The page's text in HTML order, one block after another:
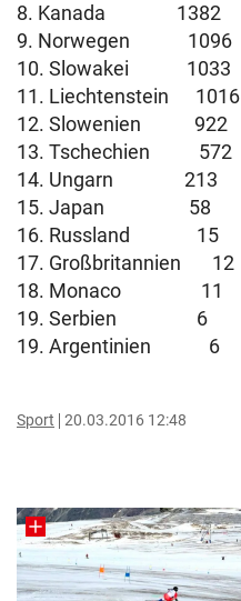
8. Kanada 1382
9. Norwegen 1096
10. Slowakei 1033
11. Liechtenstein 1016
12. Slowenien 922
13. Tschechien 572
14. Ungarn 213
15. Japan 58
16. Russland 15
17. Großbritannien 12
18. Monaco 11
19. Serbien 6
19. Argentinien 6
Sport 20.03.2016 12:48